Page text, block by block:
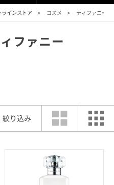
インストア コスメ ティファニー
ファニー
絞り込み